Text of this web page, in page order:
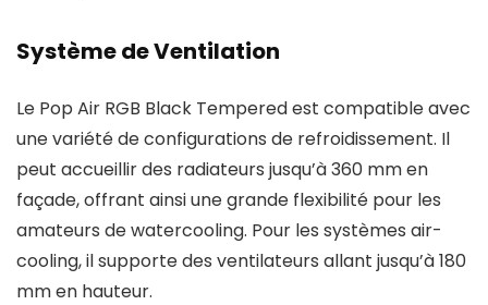
Système de Ventilation
Le Pop Air RGB Black Tempered est compatible avec
une variété de configurations de refroidissement. Il
peut accueillir des radiateurs jusqu’à 360 mm en
façade, offrant ainsi une grande flexibilité pour les
amateurs de watercooling. Pour les systèmes air-
cooling, il supporte des ventilateurs allant jusqu’à 180
mm en hauteur.